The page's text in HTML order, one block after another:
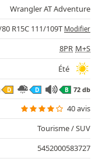
Wrangler AT Adventure
R15C 111/109T Modifier
8PR M+S
Été
D D B 72 db
40 avis
Tourisme / SUV
5452000583727